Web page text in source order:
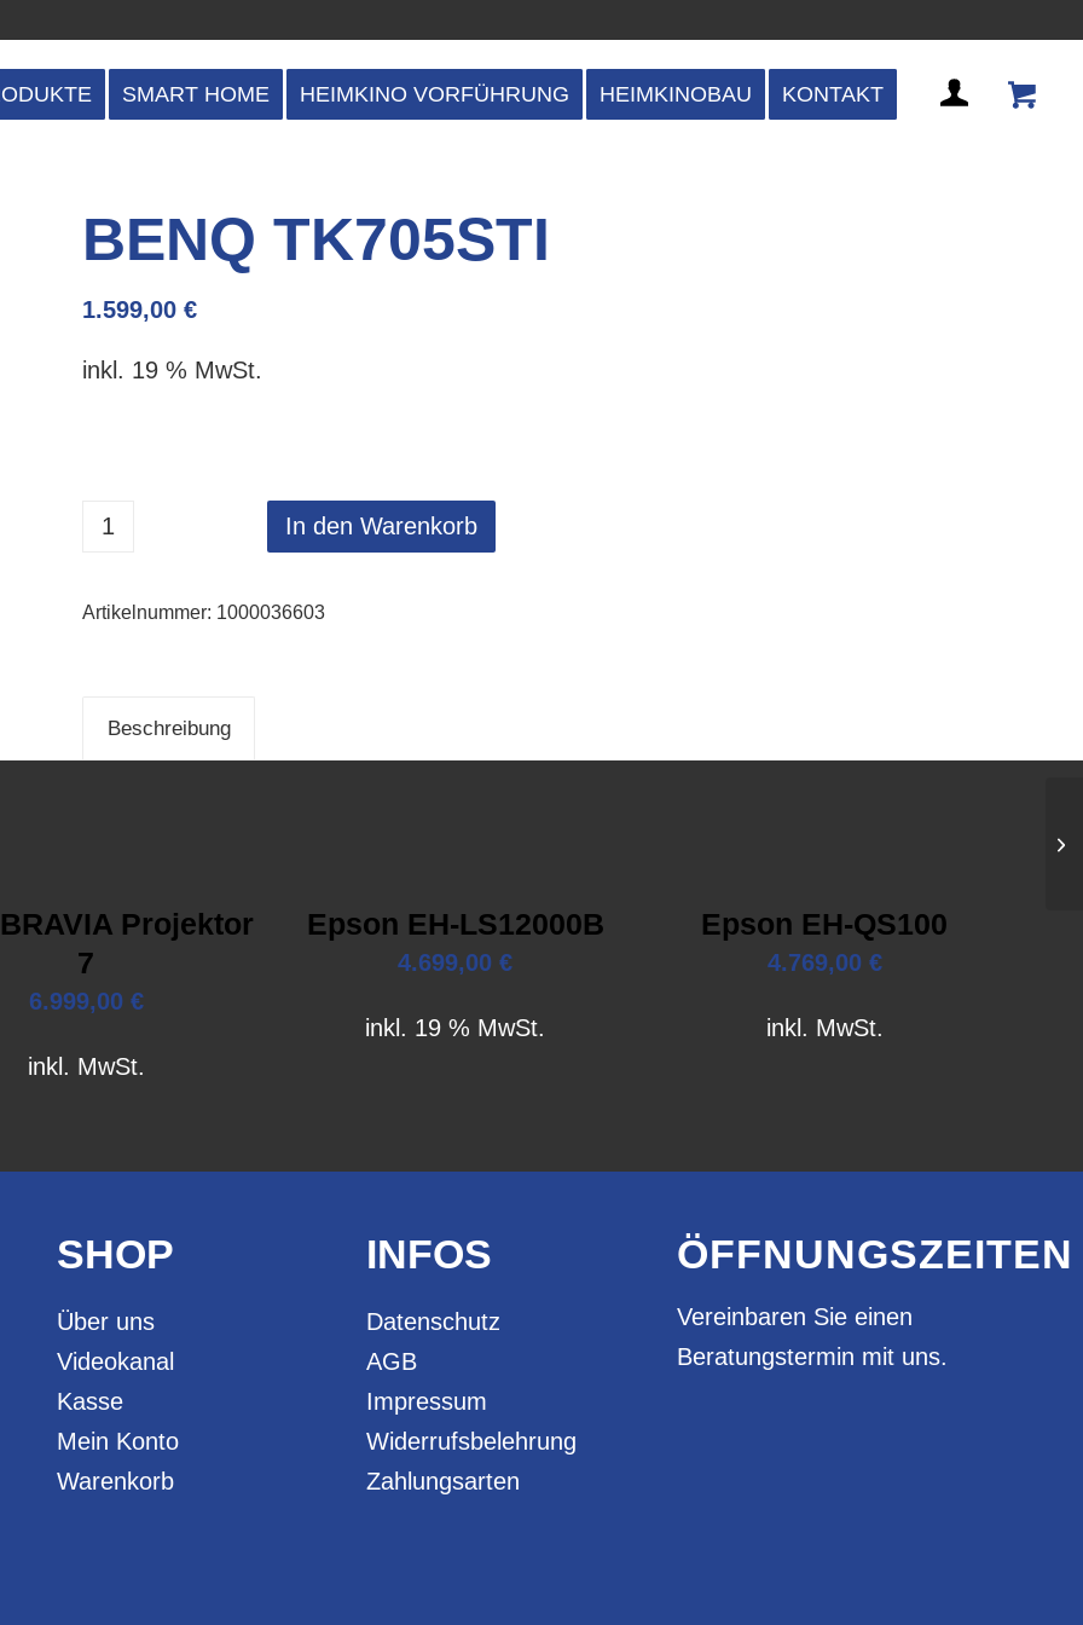
SMART HOME HEIMKINO VORFÜHRUNG HEIMKINOBAU KONTAKT
BENQ TK705STI
1.599,00€
inkl. 19 % MwSt.
In den Warenkorb
Artikelnummer: 1000036603
Beschreibung
Projektor
7
6.999,00 €
inkl. MwSt.
Epson EH-LS12000B
4.699,00€
inkl. 19 % MwSt.
Epson EH-QS100
4.769,00 €
inkl. MwSt.
SHOP
Über uns
Videokanal
Kasse
Mein Konto
Warenkorb
INFOS
Datenschutz
AGB
Impressum
Widerrufsbelehrung
Zahlungsarten
ÖFFNUNGSZEITEN
Vereinbaren Sie einen
Beratungstermin mit uns.